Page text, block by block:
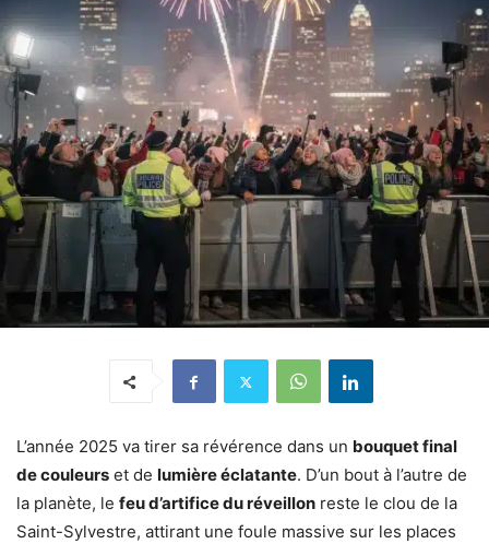
L’année 2025 va tirer sa révérence dans un bouquet final
de couleurs et de lumière éclatante. D’un bout à l’autre de
la planète, le feu d’artifice du réveillon reste le clou de la
Saint-Sylvestre, attirant une foule massive sur les places